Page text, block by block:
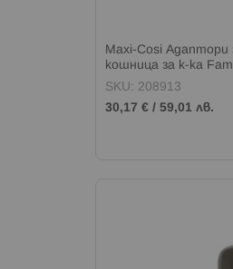
Maxi-Cosi Адаптори
кошница за к-ка
SKU: 208913
30,17 € / 59,01 лв.